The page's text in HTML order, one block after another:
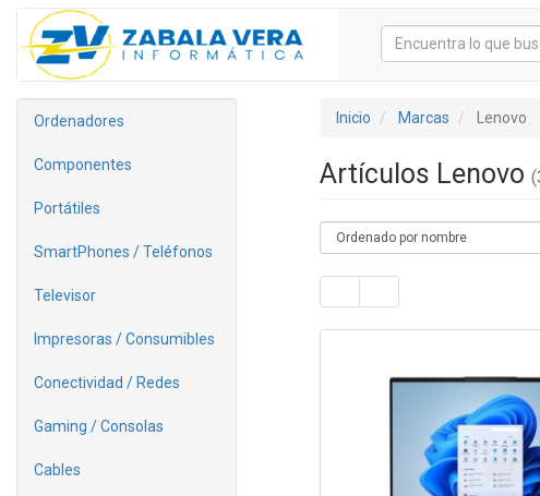
Ordenadores
Componentes
Portátiles
SmartPhones / Teléfonos
Televisor
Impresoras / Consumibles
Conectividad / Redes
Gaming / Consolas
Cables
Inicio Marcas Lenovo
Artículos Lenovo